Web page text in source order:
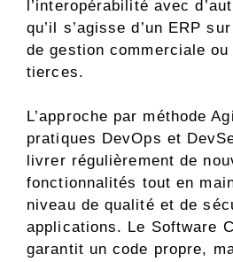
l’interopérabilité avec
qu’il s’agisse d’un ERP
de gestion commerciale
tierces.
L’approche par méthode
pratiques DevOps et
livrer régulièrement de
fonctionnalités tout en
niveau de qualité et de
applications. Le Software
garantit un code propre,